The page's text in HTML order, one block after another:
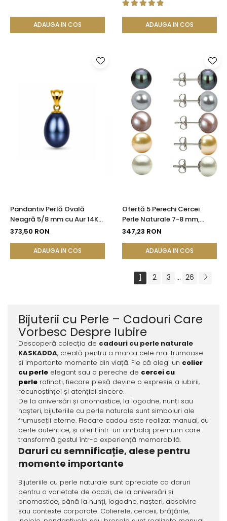
ADAUGA IN COS ADAUGA IN COS
Pandantiv Perlă Ovală
Neagră 5/8 mm cu Aur 14K
(aur 585) | KASKADDA®
373,50 RON
ADAUGA IN COS
Ofertă 5 Perechi Cercei
Perle Naturale 7-8 mm,
Argint 925 - Alb, Crem,
KASKADDA®
347,23 RON
ADAUGA IN COS
1 2 3 ... 26
Bijuterii cu Perle – Cadouri Care
Vorbesc Despre Iubire
Descoperă colecția de cadouri cu perle naturale
KASKADDA, creată pentru a marca cele mai frumoase
și importante momente din viață. Fie că alegi un colier
cu perleelegant sau o pereche de cercei cu
perlerafinați, fiecare piesă devine o expresie a iubirii,
recunoștinței și atenției sincere.
De la aniversări și onomastice, la logodne, nunți sau
nașteri, bijuteriile cu perle naturale sunt simboluri ale
frumuseții eterne. Fiecare cadou este realizat manual, cu
perle autentice, și oferit într-un ambalaj premium care
transformă gestul într-o experiență memorabilă.
Daruri cu semnificație, alese pentru
momente importante
Bijuteriile cu perle naturale sunt apreciate ca daruri
pentru o varietate de ocazii, de la aniversări și
onomastice, până la nunți, logodne, nașteri, absolvire
sau contexte corporate. Colierele, cerceii, brățările,